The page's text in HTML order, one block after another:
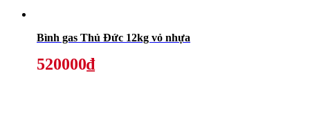
Bình gas Thủ Đức 12kg vỏ nhựa
520000₫